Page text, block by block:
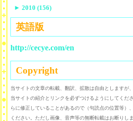
► 2010 (156)
英語版
http://cecye.com/en
Copyright
当サイトの文章の転載、翻訳、拡散は自由としますが
当サイトの紹介とリンクを必ずつけるようにしてくだ
らに修正していることがあるので（句読点の位置等）
ください。ただし画像、音声等の無断転載はお断りしま